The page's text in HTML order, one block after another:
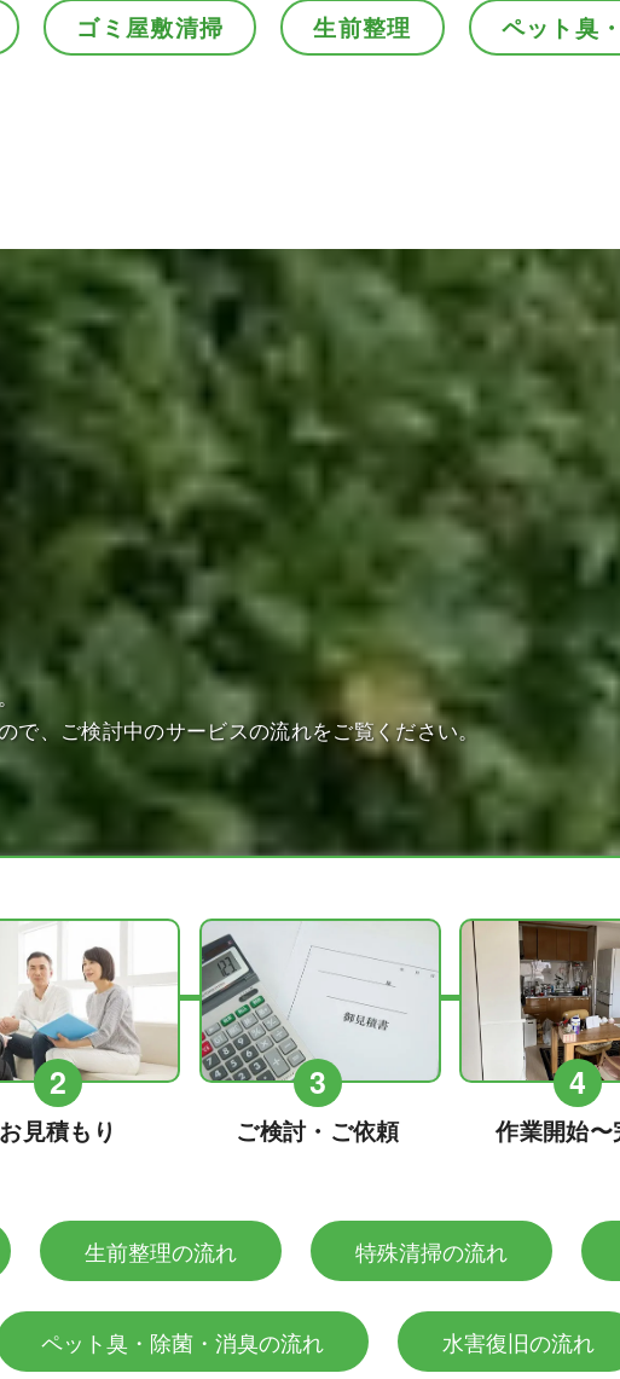
ゴミ屋敷清掃 生前整理 ペット臭
で、ご検討中のサービスの流れをご覧ください。
2
お見積もり
3
ご検討・ご依頼
4
作業開始〜
生前整理の流れ 特殊清掃の流れ
ペット臭・除菌・消臭の流れ 水害復旧の流れ